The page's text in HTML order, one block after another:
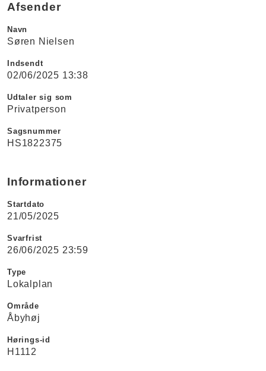
Afsender
Navn
Søren Nielsen
Indsendt
02/06/2025 13:38
Udtaler sig som
Privatperson
Sagsnummer
HS1822375
Informationer
Startdato
21/05/2025
Svarfrist
26/06/2025 23:59
Type
Lokalplan
Område
Åbyhøj
Hørings-id
H1112